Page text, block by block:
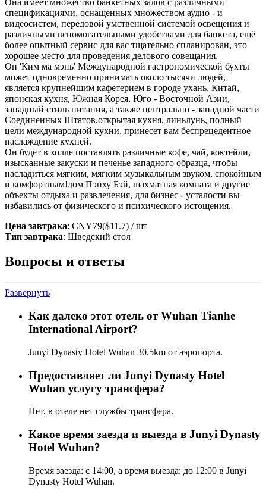
спецификациями, оснащенных множеством аудио - и
видеосистем, передовой умственной системой освещения и
различными вспомогательными удобствами для банкета, ещё
более опытный сервис для вас тщательно спланирован, это
хорошее место для проведения делового совещания.
Он 'Ким ма мэнь' Международной гастрономической бухты
может одновременно принимать около тысячи людей,
является крупнейшим кафетерием в городе ухань, Китай,
японская кухня, Южная Корея, Юго - Восточной Азии,
западный стиль питания, а также центрально - западной части
Соединенных Штатов.открытая кухня, линьлунь, полный
цели международной кухни, принесет вам беспрецедентное
наслаждение кухней.
Он будет в холле поставлять различные кофе, чай, коктейли,
изысканные закуски и печенье западного образца, чтобы
насладиться мягким, мягким музыкальным звуком, спокойным
и комфортным!дом Пэнху Бэй, шахматная комната и другие
объекты отдыха и развлечения, для бизнес - усталости вы
избавились от физического и психического истощения.
Цена завтрака: CNY79($11.7) / шт
Тип завтрака: Шведский стол
Вопросы и ответы
Развернуть
Как далеко этот отель от Wuhan Tianhe
International Airport?
Junyi Dynasty Hotel Wuhan 30.5km от аэропорта.
Предоставляет ли Junyi Dynasty Hotel
Wuhan услугу трансфера?
Нет, в отеле нет службы трансфера.
Какое время заезда и выезда в Junyi Dynasty
Hotel Wuhan?
Время заезда: с 14:00, а время выезда: до 12:00 в Junyi
Dynasty Hotel Wuhan.